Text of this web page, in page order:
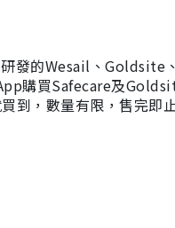
發的Wesail、Goldsite
購買Safecare及
到，數量有限，售完即